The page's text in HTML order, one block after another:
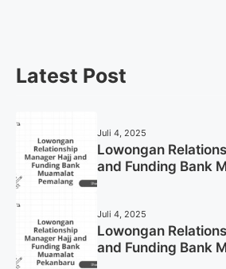
Latest Post
Juli 4, 2025
Lowongan
and Funding Bank
Juli 4, 2025
Lowongan
and Funding Bank